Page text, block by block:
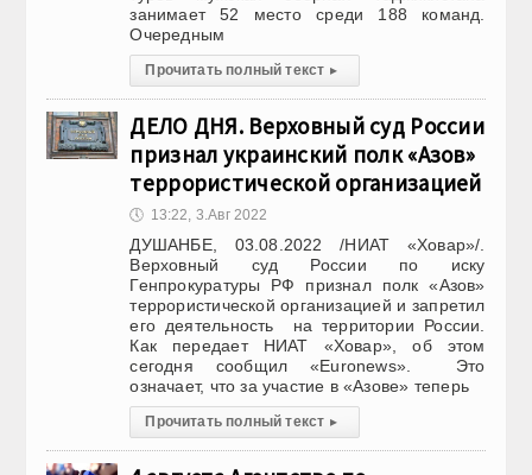
занимает 52 место среди 188 команд.
Очередным
Прочитать полный текст ▸
ДЕЛО ДНЯ. Верховный суд России
признал украинский полк «Азов»
террористической организацией
🕔 13:22, 3.Авг 2022
ДУШАНБЕ, 03.08.2022 /НИАТ «Ховар»/.
Верховный суд России по иску
Генпрокуратуры РФ признал полк «Азов»
террористической организацией и запретил
его деятельность на территории России.
Как передает НИАТ «Ховар», об этом
сегодня сообщил «Euronews». Это
означает, что за участие в «Азове» теперь
Прочитать полный текст ▸